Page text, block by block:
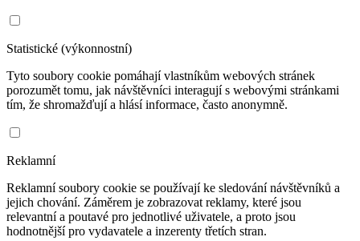
Statistické (výkonnostní)
Tyto soubory cookie pomáhají vlastníkům webových stránek
porozumět tomu, jak návštěvníci interagují s webovými stránkami
tím, že shromažďují a hlásí informace, často anonymně.
Reklamní
Reklamní soubory cookie se používají ke sledování návštěvníků a
jejich chování. Záměrem je zobrazovat reklamy, které jsou
relevantní a poutavé pro jednotlivé uživatele, a proto jsou
hodnotnější pro vydavatele a inzerenty třetích stran.